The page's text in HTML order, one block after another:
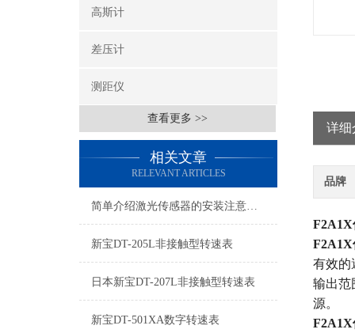
高斯计
差压计
测距仪
查看更多 >>
相关文章
RELEVANT ARTICLES
简单介绍激光传感器的安装注意事项
新宝DT-205L非接触型转速表
日本新宝DT-207L非接触型转速表
新宝DT-501XA数字转速表
详细
品牌
F2A1X
F2A1X
有效的
输出范
源。
F2A1X